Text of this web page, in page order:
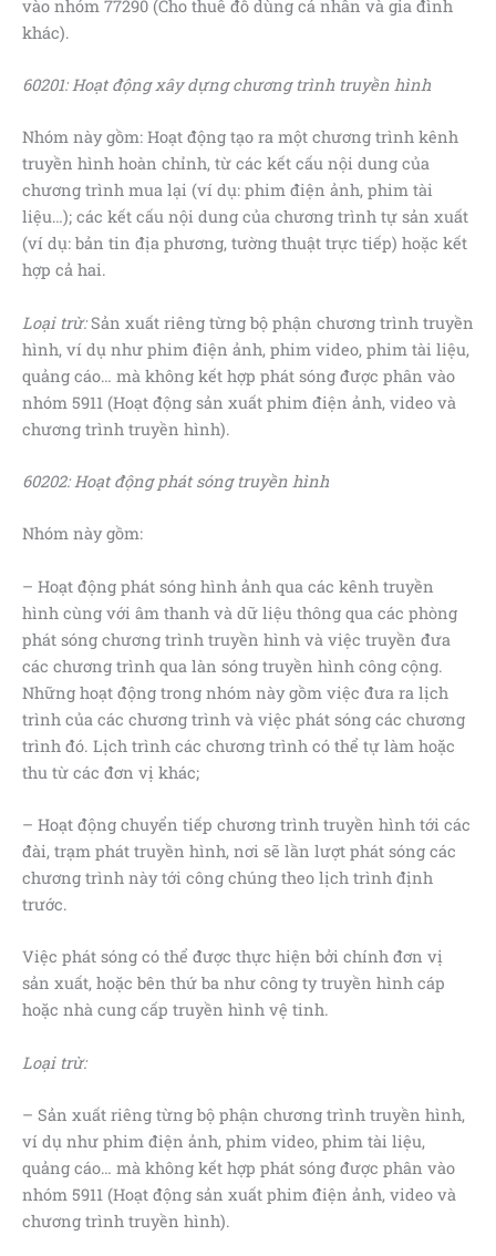
vào nhóm 77290 (Cho thuê đồ dùng cá nhân và gia đình
khác).
60201: Hoạt động xây dựng chương trình truyền hình
Nhóm này gồm: Hoạt động tạo ra một chương trình kênh
truyền hình hoàn chỉnh, từ các kết cấu nội dung của
chương trình mua lại (ví dụ: phim điện ảnh, phim tài
liệu…); các kết cấu nội dung của chương trình tự sản xuất
(ví dụ: bản tin địa phương, tường thuật trực tiếp) hoặc kết
hợp cả hai.
Loại trừ:Sản xuất riêng từng bộ phận chương trình truyền
hình, ví dụ như phim điện ảnh, phim video, phim tài liệu,
quảng cáo… mà không kết hợp phát sóng được phân vào
nhóm 5911 (Hoạt động sản xuất phim điện ảnh, video và
chương trình truyền hình).
60202:Hoạt động phát sóng truyền hình
Nhóm này gồm:
– Hoạt động phát sóng hình ảnh qua các kênh truyền
hình cùng với âm thanh và dữ liệu thông qua các phòng
phát sóng chương trình truyền hình và việc truyền đưa
các chương trình qua làn sóng truyền hình công cộng.
Những hoạt động trong nhóm này gồm việc đưa ra lịch
trình của các chương trình và việc phát sóng các chương
trình đó. Lịch trình các chương trình có thể tự làm hoặc
thu từ các đơn vị khác;
– Hoạt động chuyển tiếp chương trình truyền hình tới các
đài, trạm phát truyền hình, nơi sẽ lần lượt phát sóng các
chương trình này tới công chúng theo lịch trình định
trước.
Việc phát sóng có thể được thực hiện bởi chính đơn vị
sản xuất, hoặc bên thứ ba như công ty truyền hình cáp
hoặc nhà cung cấp truyền hình vệ tinh.
Loại trừ:
– Sản xuất riêng từng bộ phận chương trình truyền hình,
ví dụ như phim điện ảnh, phim video, phim tài liệu,
quảng cáo… mà không kết hợp phát sóng được phân vào
nhóm 5911 (Hoạt động sản xuất phim điện ảnh, video và
chương trình truyền hình).